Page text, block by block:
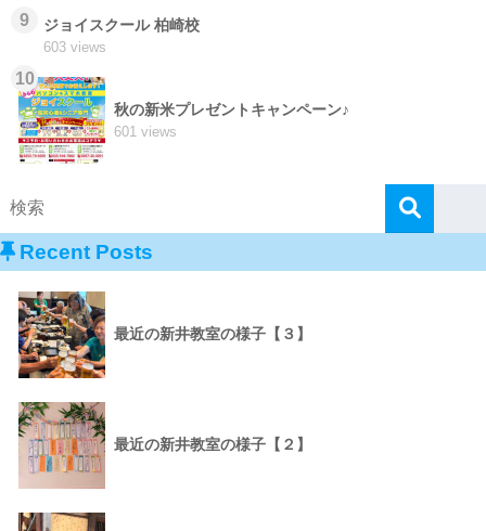
9 ジョイスクール 柏崎校
603 views
10
秋の新米プレゼントキャンペーン♪
601 views
Recent Posts
最近の新井教室の様子【３】
最近の新井教室の様子【２】